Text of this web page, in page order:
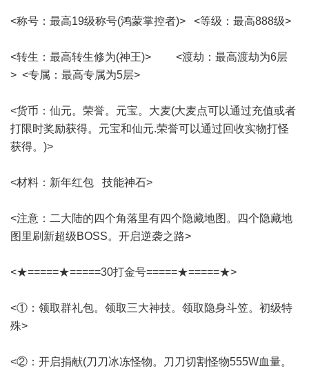
<称号：最高19级称号(鸿蒙掌控者)> <等级：最高888级>
<转生：最高转生修为(神王)> <渡劫：最高渡劫为6层
> <专属：最高专属为5层>
<货币：仙元。荣誉。元宝。大麦(大麦点可以通过充值或者
打限时奖励获得。元宝和仙元.荣誉可以通过回收实物打怪
获得。)>
<材料：新年红包 技能神石>
<注意：二大陆的四个角落里有四个隐藏地图。四个隐藏地
图里刷新超级BOSS。开启逆袭之路>
<★=====★=====30打金号=====★=====★>
<①：领取群礼包。领取三大神技。领取隐身斗笠。初级特
殊>
<②：开启捐献(刀刀冰冻怪物。刀刀切割怪物555W血量。